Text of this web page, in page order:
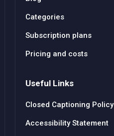
Categories
Subscription plans
Pricing and costs
Useful Links
Closed Captioning Policy
Accessibility Statement